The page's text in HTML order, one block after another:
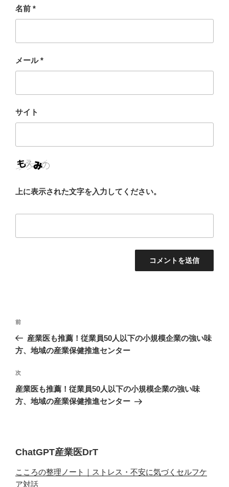
名前 *
メール*
サイト
上に表示された文字を入力してください。
投
ナ
ゲ
ー
シ
過
去
の
稿
前
産業医も推薦！従業員50人以下の小規模企業の強い味
方、地域の産業保健推進センター
次
の
投
次
産業医も推薦！従業員50人以下の小規模企業の強い味
方、地域の産業保健推進センター
ChatGPT産業医DrT
こころの整理ノート｜ストレス・不安に気づくセルフケ
ア対話